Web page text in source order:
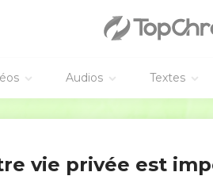
Audios Textes
DE L’ANNÉE !
vie privée est